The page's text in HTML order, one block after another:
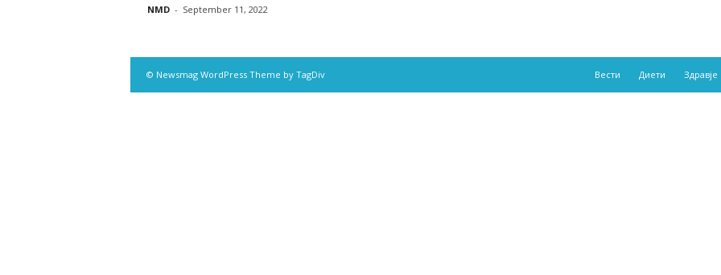
NMD - September 11, 2022
Вести Диети Здравје
© Newsmag WordPress Theme by TagDiv